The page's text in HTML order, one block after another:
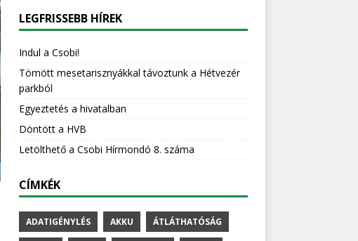
LEGFRISSEBB HÍREK
Indul a Csobi!
Tömött mesetarisznyákkal távoztunk a Hétvezér
parkból
Egyeztetés a hivatalban
Döntött a HVB
Letölthető a Csobi Hírmondó 8. száma
CÍMKÉK
ADATIGÉNYLÉS AKKU ÁTLÁTHATÓSÁG